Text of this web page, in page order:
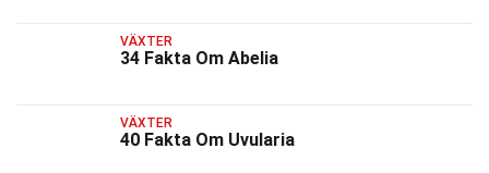
VÄXTER
34 Fakta Om Abelia
VÄXTER
40 Fakta Om Uvularia